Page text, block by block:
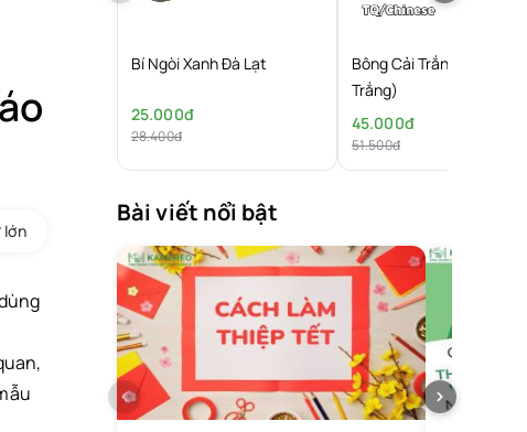
lớn
Bí Ngòi Xanh Đà Lạt
25.000đ
28.400đ
Bông Cải Trắng (Súp Lơ
Trắng)
45.000đ
51.500đ
Bài viết nổi bật